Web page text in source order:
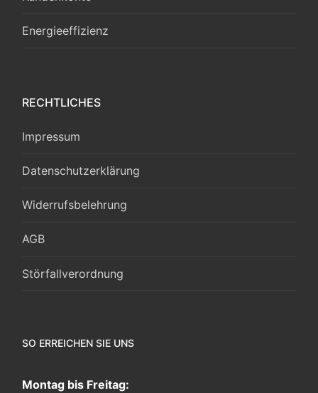
Energieeffizienz
RECHTLICHES
Impressum
Datenschutzerklärung
Widerrufsbelehrung
AGB
Störfallverordnung
SO ERREICHEN SIE UNS
Montag bis Freitag: